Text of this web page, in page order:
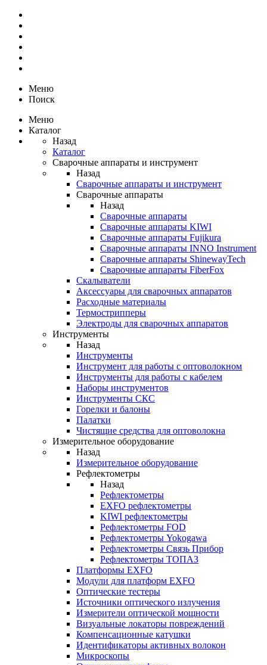
Меню
Поиск
Меню
Каталог
Назад
Каталог
Сварочные аппараты и инструмент
Назад
Сварочные аппараты и инструмент
Сварочные аппараты
Назад
Сварочные аппараты
Сварочные аппараты KIWI
Сварочные аппараты Fujikura
Сварочные аппараты INNO Instrument
Сварочные аппараты ShinewayTech
Cварочные аппараты FiberFox
Скалыватели
Аксессуары для сварочных аппаратов
Расходные материалы
Термострипперы
Электроды для сварочных аппаратов
Инструменты
Назад
Инструменты
Инструмент для работы с оптоволокном
Инструменты для работы с кабелем
Наборы инструментов
Инструменты СКС
Горелки и балоны
Палатки
Чистящие средства для оптоволокна
Измерительное оборудование
Назад
Измерительное оборудование
Рефлектометры
Назад
Рефлектометры
EXFO рефлектометры
KIWI рефлектометры
Рефлектометры FOD
Рефлектометры Yokogawa
Рефлектометры Связь Прибор
Рефлектометры ТОПАЗ
Платформы EXFO
Модули для платформ EXFO
Оптические тестеры
Источники оптического излучения
Измерители оптической мощности
Визуальные локаторы повреждений
Компенсационные катушки
Идентификаторы активных волокон
Микроскопы